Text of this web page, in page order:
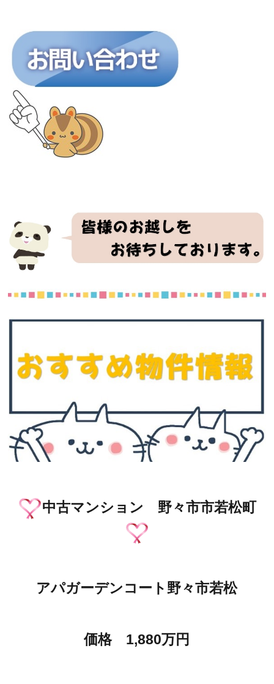
中古マンション 野々市市若松町
アパガーデンコート野々市若松
価格 1,880万円